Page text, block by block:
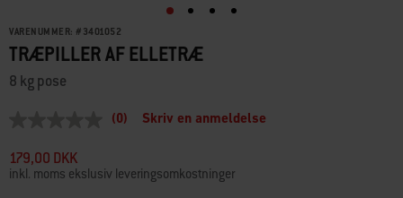
VARENUMMER: # 3401052
TRÆPILLER AF ELLETRÆ
8 kg pose
værdi
Samme
sidelink.
(0) Skriv en anmeldelse
179,00 DKK
inkl. moms ekslusiv leveringsomkostninger